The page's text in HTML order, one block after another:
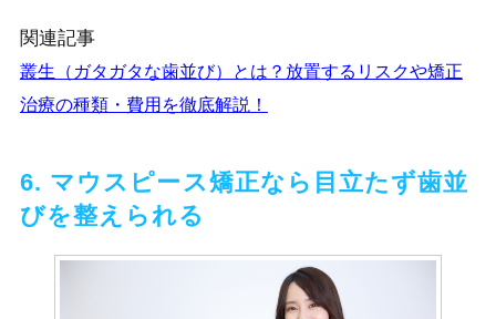
関連記事
叢生（ガタガタな歯並び）とは？放置するリスクや矯正
治療の種類・費用を徹底解説！
6. マウスピース矯正なら目立たず歯並
びを整えられる